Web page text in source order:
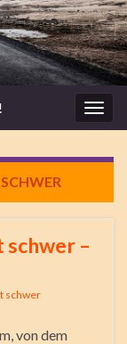
schwer –
schwer
von dem